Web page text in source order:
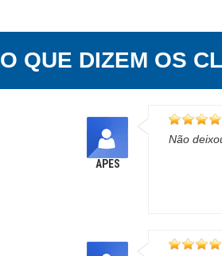
O QUE DIZEM OS
APES
Não